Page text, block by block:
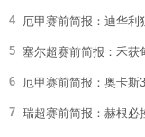
4 厄甲赛前简报：迪华利
5 塞尔超赛前简报：禾获
6 厄甲赛前简报：奥卡斯
7 瑞超赛前简报：赫根必